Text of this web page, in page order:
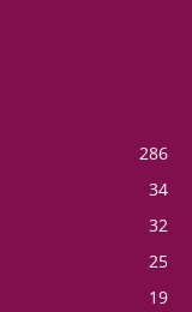
286
34
32
25
19